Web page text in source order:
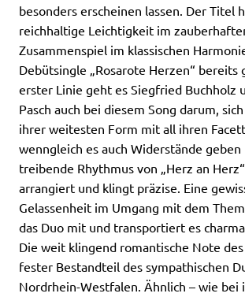
besonders erscheinen lassen. Der Titel
reichhaltige Leichtigkeit im
Zusammenspiel im klassischen
Debütsingle „Rosarote Herzen“ bereits
erster Linie geht es Siegfried Buchholz
Pasch auch bei diesem Song darum,
ihrer weitesten Form mit all ihren
wenngleich es auch Widerstände geben
treibende Rhythmus von „Herz an
arrangiert und klingt präzise. Eine
Gelassenheit im Umgang mit dem
das Duo mit und transportiert es
Die weit klingend romantische Note des
fester Bestandteil des sympathischen
Nordrhein-Westfalen. Ähnlich – wie bei